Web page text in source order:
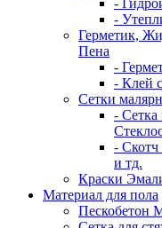
-
-
Герметик,
Пена
-
- Клей
Сетки
- Сетка
-
и тд.
Краски
Материал для пола
Пескобетон